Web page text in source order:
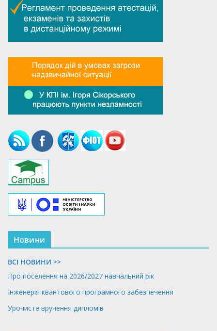
Новини
ВСІ НОВИНИ >>
Про поселення на 2026/2027 навчальний рік
Інженерія квантового програмного забезпечення
Урочисте вручення дипломів